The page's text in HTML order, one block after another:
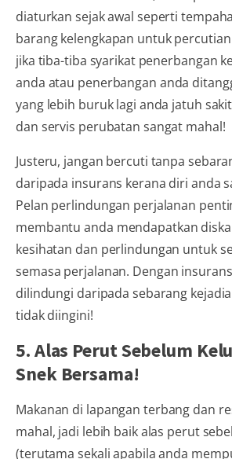
diaturkan sejak awal seperti
barang kelengkapan untuk
jika tiba-tiba syarikat penerbangan
anda atau penerbangan anda
yang lebih buruk lagi anda jatuh
dan servis perubatan sangat mahal!
Justeru, jangan bercuti tanpa
daripada insurans kerana diri anda
Pelan perlindungan perjalanan
membantu anda mendapatkan
kesihatan dan perlindungan untuk
semasa perjalanan. Dengan
dilindungi daripada sebarang
tidak diingini!
5. Alas Perut Sebelum
Snek Bersama!
Makanan di lapangan terbang dan
mahal, jadi lebih baik alas perut
(terutama sekali apabila anda